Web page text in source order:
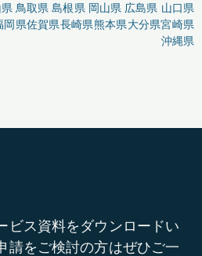
鳥取県 島根県 岡山県 広島県 山口県
岡県佐賀県長崎県熊本県大分県宮崎県
沖縄県
ビス資料をダウンロードい
請をご検討の方はぜひご一